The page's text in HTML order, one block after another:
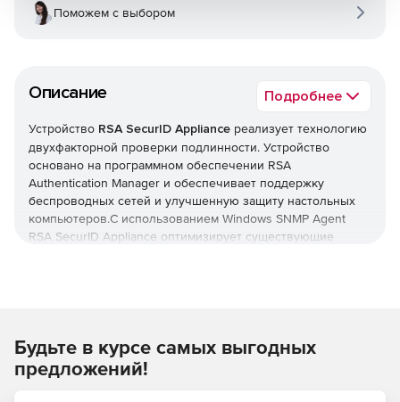
Описание Подробнее
Устройство RSA SecurID Appliance реализует технологию
двухфакторной проверки подлинности. Устройство
основано на программном обеспечении RSA
Authentication Manager и обеспечивает поддержку
беспроводных сетей и улучшенную защиту настольных
компьютеров.С использованием Windows SNMP Agent
RSA SecurID Appliance оптимизирует существующие
вариантах и с дополнительными опциями.
RSA SecurID Appliance for Large Enterprises
Поможем с выбором
Будьте в курсе самых выгодных
предложений!